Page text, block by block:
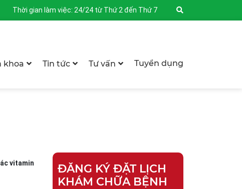
Thời gian làm việc: 24/24 từ Thứ 2 đến Thứ 7
khoa Tin tức Tư vấn Tuyển dụng
vitamin
ĐĂNG KÝ ĐẶT LỊCH
KHÁM CHỮA BỆNH